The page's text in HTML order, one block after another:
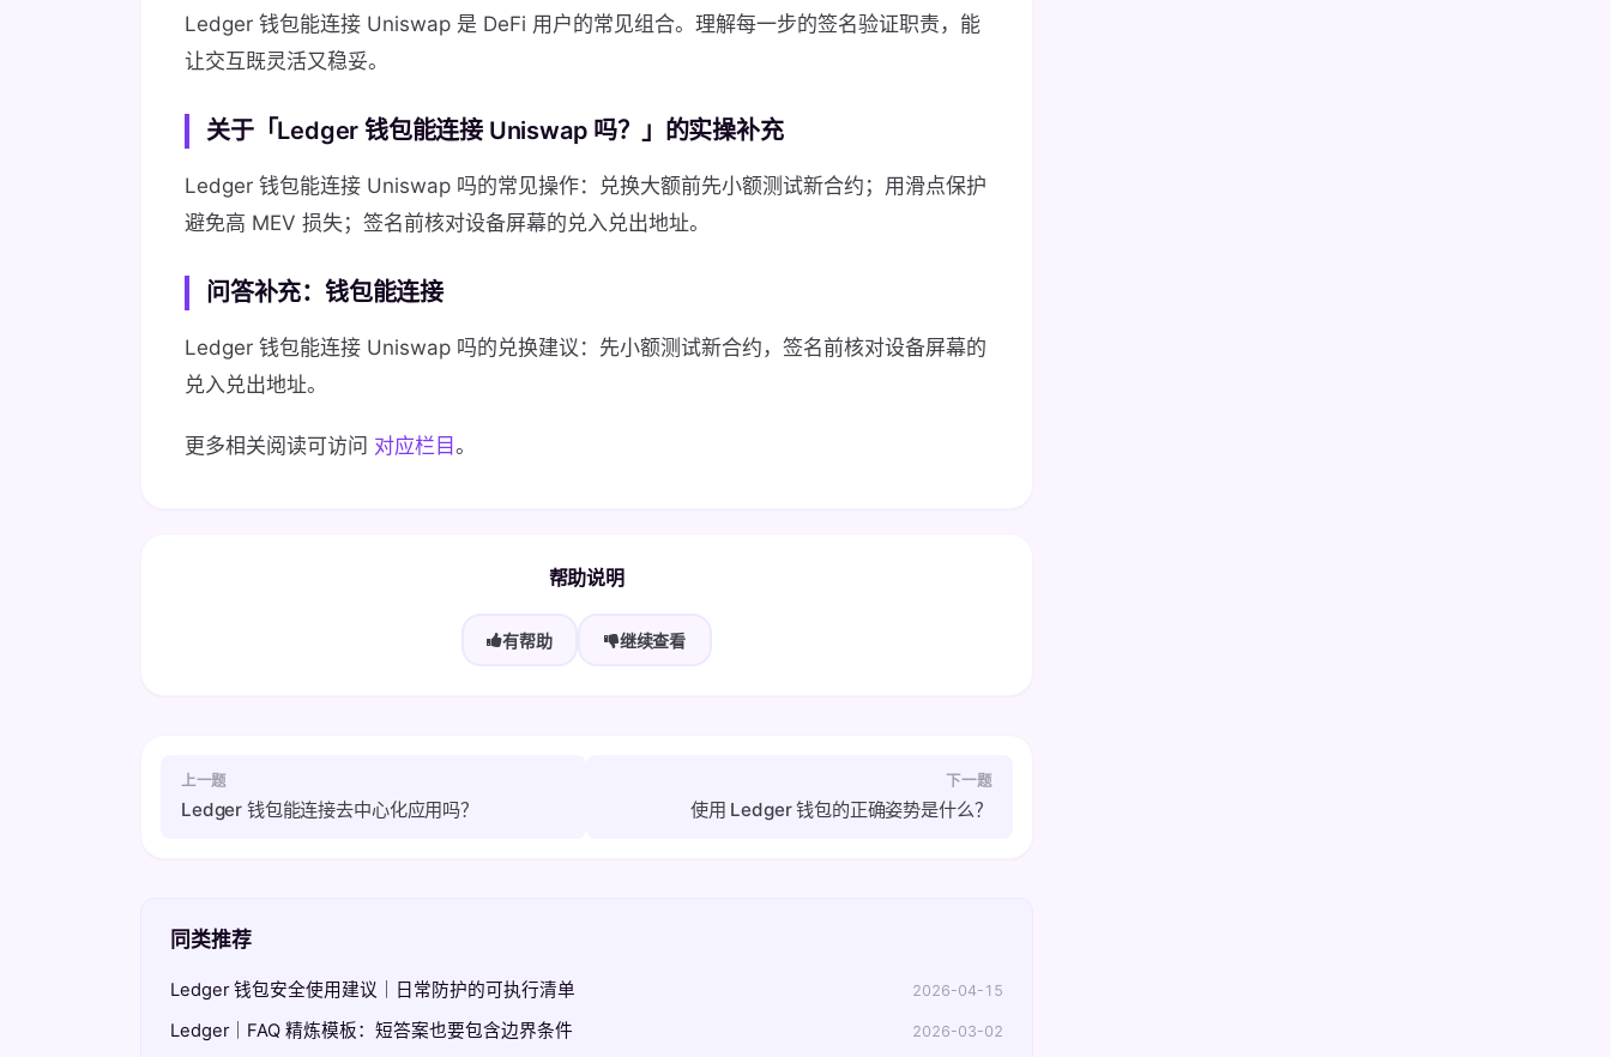
Ledger 钱包能连接 Uniswap 是 DeFi 用户的常见组合。理解每一步的签名验证职责，能
让交互既灵活又稳妥。
关于「Ledger 钱包能连接 Uniswap 吗？」的实操补充
Ledger 钱包能连接 Uniswap 吗的常见操作：兑换大额前先小额测试新合约；用滑点保护
避免高 MEV 损失；签名前核对设备屏幕的兑入兑出地址。
问答补充：钱包能连接
Ledger 钱包能连接 Uniswap 吗的兑换建议：先小额测试新合约，签名前核对设备屏幕的
兑入兑出地址。
更多相关阅读可访问 对应栏目 。
帮助说明
有帮助 继续查看
上一题
Ledger 钱包能连接去中心化应用吗？
下一题
使用 Ledger 钱包的正确姿势是什么？
同类推荐
Ledger 钱包安全使用建议｜日常防护的可执行清单 2026-04-15
Ledger｜FAQ 精炼模板：短答案也要包含边界条件 2026-03-02